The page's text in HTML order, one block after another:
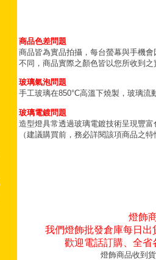
商品色差問題
商品皆為實品拍攝，每台螢幕與手機
不同，商品實際之顏色皆以您所收到之
玻璃氣泡問題
手工玻璃在850°C高溫下燒製，玻璃
玻璃電鍍問題
造型燈具常透過玻璃電鍍技術呈現豐
（建議購買前，務必詳閱該項商品之
燈飾
我們燈飾批發倉庫每日
歡迎電話訂購、全
燈飾商品收到